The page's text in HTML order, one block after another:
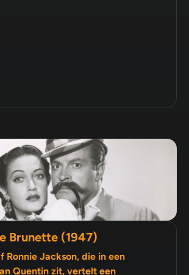
Brunette (1947)
Ronnie Jackson, die in een
Quentin zit, vertelt een